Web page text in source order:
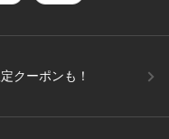
クーポンも！